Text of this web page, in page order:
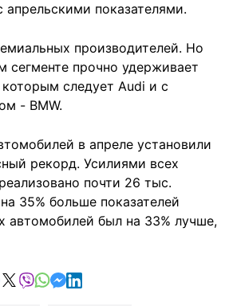
апрельскими показателями.
производителей. Но
сегменте прочно удерживает
следует Audi и с
- BMW.
в апреле установили
рекорд. Усилиями всех
почти 26 тыс.
35% больше показателей
автомобилей был на 33% лучше,
в Telegram
поделиться в Facebook
поделиться в X
отправить в Viber
отправить в Whatsapp
отправить в Messenger
отправить в LinkedIn